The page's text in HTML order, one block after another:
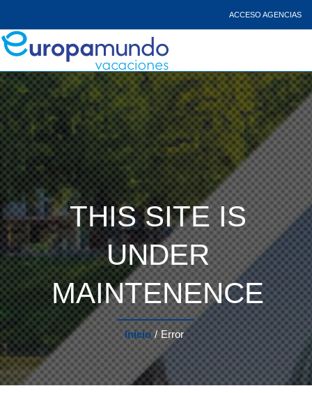
ACCESO AGENCIAS
THIS SITE IS
UNDER
MAINTENENCE
Inicio / Error